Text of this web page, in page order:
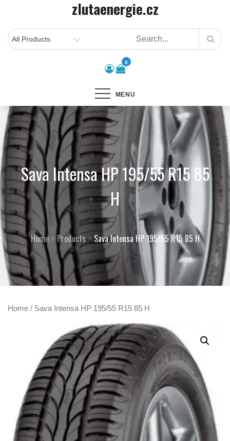
content
zlutaenergie.cz
0
MENU
Sava Intensa HP 195/55 R15 85
H
Home Products Sava Intensa HP 195/55 R15 85 H
Home / Sava Intensa HP 195/55 R15 85 H